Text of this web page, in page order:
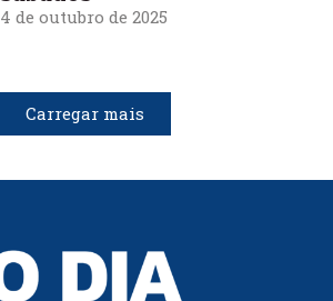
4 de outubro de 2025
Carregar mais